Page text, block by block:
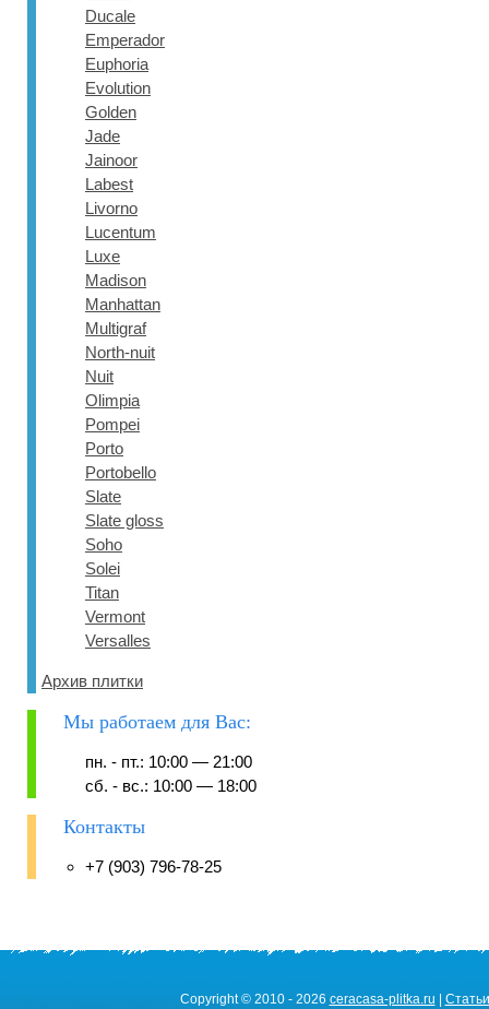
Ducale
Emperador
Euphoria
Evolution
Golden
Jade
Jainoor
Labest
Livorno
Lucentum
Luxe
Madison
Manhattan
Multigraf
North-nuit
Nuit
Olimpia
Pompei
Porto
Portobello
Slate
Slate gloss
Soho
Solei
Titan
Vermont
Versalles
Архив плитки
Мы работаем для Вас:
пн. - пт.: 10:00 — 21:00
сб. - вс.: 10:00 — 18:00
Контакты
+7 (903) 796-78-25
Copyright © 2010 - 2026 ceracasa-plitka.ru